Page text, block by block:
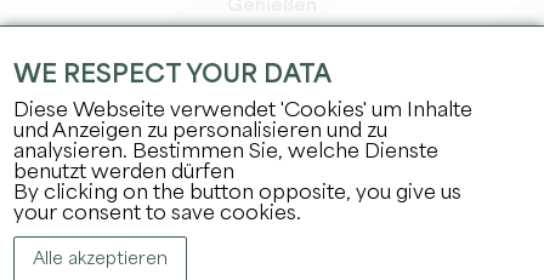
Profi-Bereich
Presse-Bereich
Jobs & Praktika
Rechtliche Informationen
Datenschutz
WE RESPECT YOUR DATA
Diese Webseite verwendet 'Cookies' um Inhalte
und Anzeigen zu personalisieren und zu
analysieren. Bestimmen Sie, welche Dienste
benutzt werden dürfen
By clicking on the button opposite, you give us
your consent to save cookies.
Alle akzeptieren